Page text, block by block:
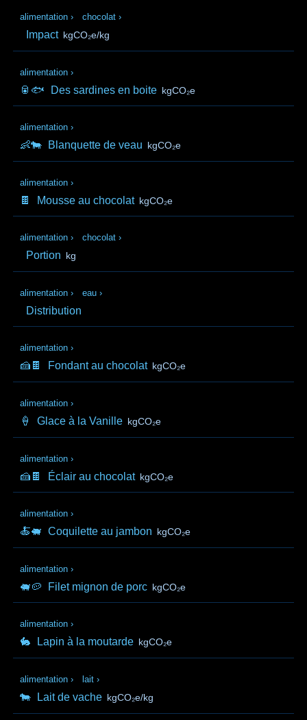
alimentation › chocolat ›
Impact kgCO₂e/kg
alimentation ›
🥫🐟 Des sardines en boite kgCO₂e
alimentation ›
👶🐄 Blanquette de veau kgCO₂e
alimentation ›
🍫 Mousse au chocolat kgCO₂e
alimentation › chocolat ›
Portion kg
alimentation › eau ›
Distribution
alimentation ›
🍰🍫 Fondant au chocolat kgCO₂e
alimentation ›
🍦 Glace à la Vanille kgCO₂e
alimentation ›
🍰🍫 Éclair au chocolat kgCO₂e
alimentation ›
🍝🐖 Coquilette au jambon kgCO₂e
alimentation ›
🐖🥔 Filet mignon de porc kgCO₂e
alimentation ›
🐇 Lapin à la moutarde kgCO₂e
alimentation › lait ›
🐄 Lait de vache kgCO₂e/kg